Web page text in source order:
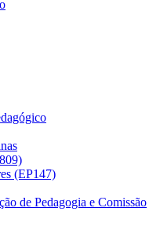
(EP147)
de Pedagogia e Comissão